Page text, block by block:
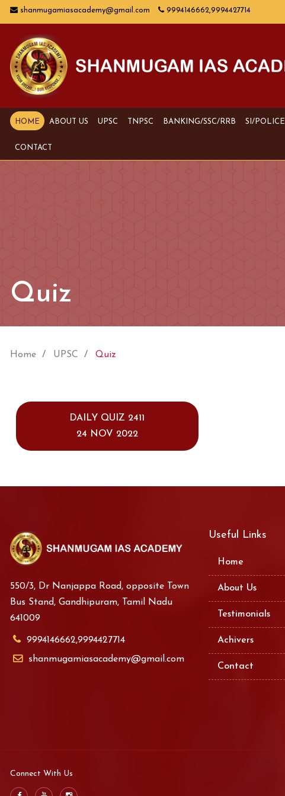
shanmugamiasacademy@gmail.com 9994146662,9994427714
HOME ABOUT US UPSC TNPSC BANKING/SSC/RRB SI/POLICE
CONTACT
Quiz
Home UPSC Quiz
DAILY QUIZ 2411
24 NOV 2022
550/3, Dr Nanjappa Road, opposite Town
Bus Stand, Gandhipuram, Tamil Nadu
641009
9994146662,9994427714
shanmugamiasacademy@gmail.com
Useful Links
Home
About Us
Testimonials
Achivers
Contact
Connect With Us